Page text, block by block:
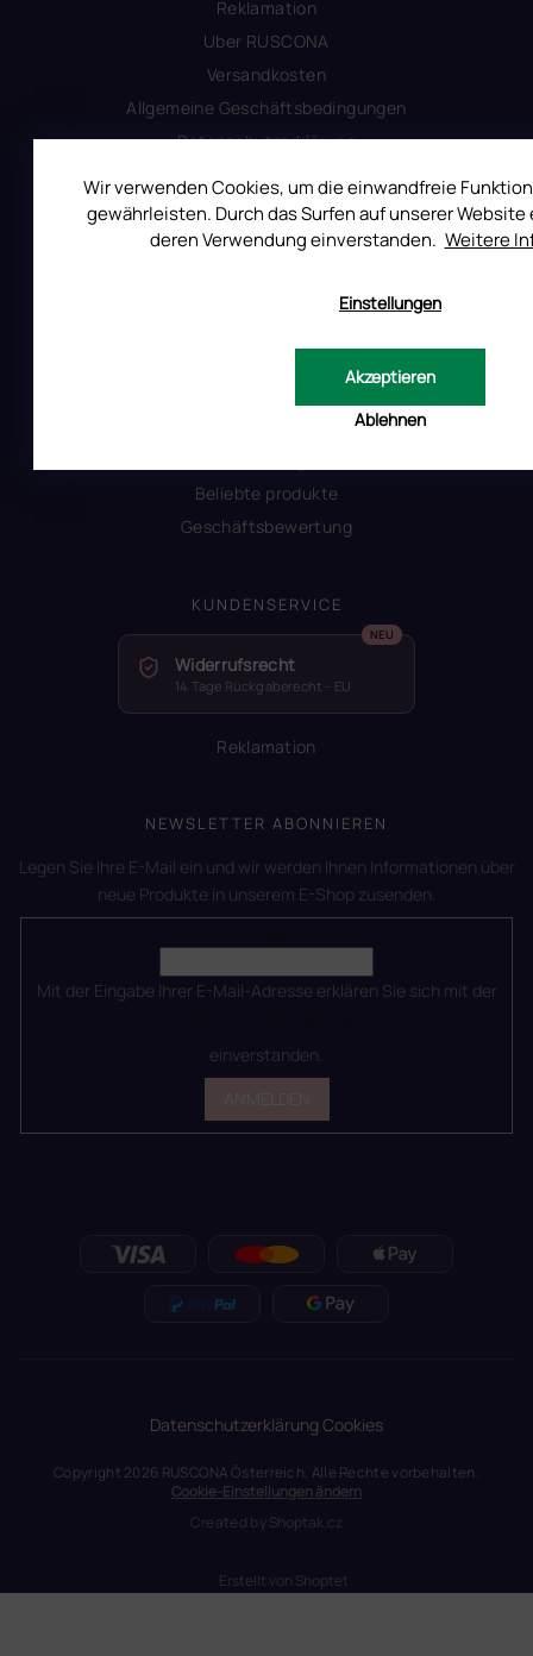
Wir verwenden Cookies, um die einwandfreie
gewährleisten. Durch das Surfen auf unserer Website
deren Verwendung einverstanden. Weitere
Einstellungen
Ablehnen
Akzeptieren
Reklamation
Uber RUSCONA
Versandkosten
Allgemeine Geschäftsbedingungen
Datenschutzerklärung
INFORMATIONEN FÜR SIE
RUSCONA und Nachhaltigkeit
Beliebte produkte
Geschäftsbewertung
KUNDENSERVICE
Widerrufsrecht
14 Tage Rückgaberecht – EU
Reklamation
NEWSLETTER ABONNIEREN
Legen Sie Ihre E-Mail ein und wir werden Ihnen Informationen über
neue Produkte in unserem E-Shop zusenden.
Mit der Eingabe Ihrer E-Mail-Adresse erklären Sie sich mit der
einverstanden.
DatenschutzerklärungCookies
Erstellt von Shoptet
Copyright 2026 RUSCONA Österreich. Alle Rechte vorbehalten.
Cookie-Einstellungen ändern
Created byShoptak.cz